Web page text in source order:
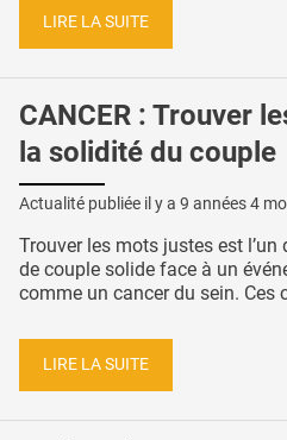
LIRE LA SUITE
CANCER : Trouver
la solidité du couple
Actualité publiée il y a 9 années 4
Trouver les mots justes est l’un
de couple solide face à un
comme un cancer du sein. Ces
LIRE LA SUITE